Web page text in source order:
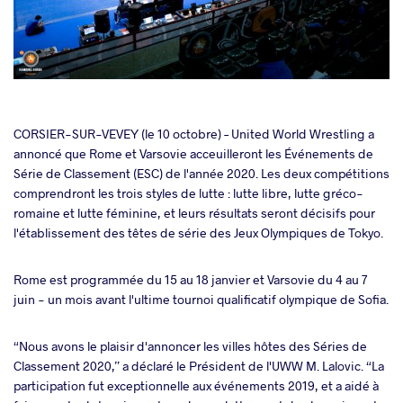
CORSIER-SUR-VEVEY (le 10 octobre) – United World Wrestling a
annoncé que Rome et Varsovie acceuilleront les Événements de
Série de Classement (ESC) de l'année 2020. Les deux compétitions
comprendront les trois styles de lutte : lutte libre, lutte gréco-
romaine et lutte féminine, et leurs résultats seront décisifs pour
l'établissement des têtes de série des Jeux Olympiques de Tokyo.
Rome est programmée du 15 au 18 janvier et Varsovie du 4 au 7
juin - un mois avant l'ultime tournoi qualificatif olympique de Sofia.
“Nous avons le plaisir d'annoncer les villes hôtes des Séries de
Classement 2020,” a déclaré le Président de l'UWW M. Lalovic. “La
participation fut exceptionnelle aux événements 2019, et a aidé à